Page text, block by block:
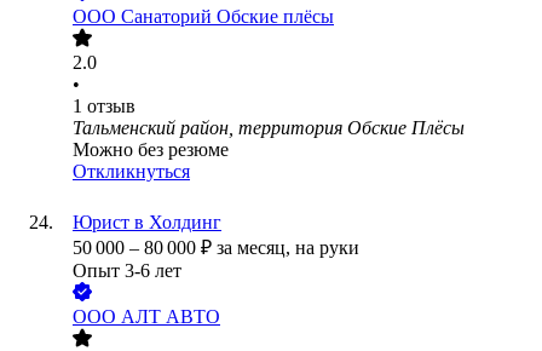
ООО Санаторий Обские плёсы
2.0
•
1 отзыв
Тальменский район, территория Обские Плёсы
Можно без резюме
Откликнуться
Юрист в Холдинг
50 000 – 80 000 ₽ за месяц, на руки
Опыт 3-6 лет
ООО АЛТ АВТО